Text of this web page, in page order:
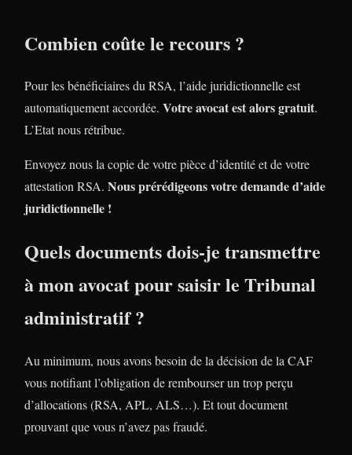
Combien coûte le recours ?
Pour les bénéficiaires du RSA, l’aide juridictionnelle est
automatiquement accordée. Votre avocat est alors gratuit.
L’Etat nous rétribue.
Envoyez nous la copie de votre pièce d’identité et de votre
attestation RSA. Nous prérédigeons votre demande d’aide
juridictionnelle !
Quels documents dois-je transmettre
à mon avocat pour saisir le Tribunal
administratif ?
Au minimum, nous avons besoin de la décision de la CAF
vous notifiant l’obligation de rembourser un trop perçu
d’allocations (RSA, APL, ALS…). Et tout document
prouvant que vous n’avez pas fraudé.